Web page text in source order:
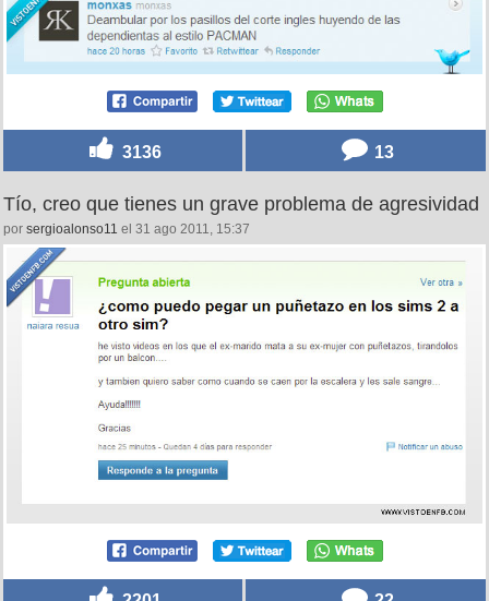
3136 13
Tío, creo que tienes un grave problema de agresividad
por sergioalonso11 el 31 ago 2011, 15:37